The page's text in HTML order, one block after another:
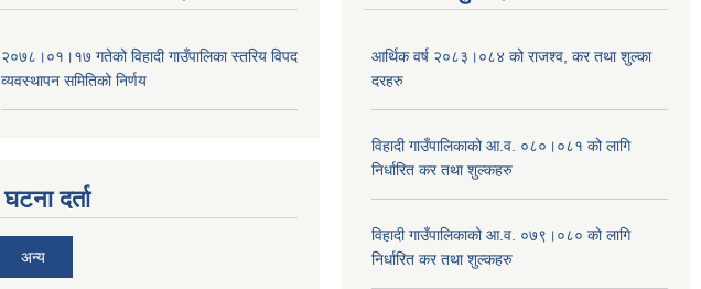
२०७८।०१।१७ गतेको विहादी गाउँपालिका स्तरिय विपद
व्यवस्थापन समितिको निर्णय
घटना दर्ता
अन्य
आर्थिक वर्ष २०८३।०८४ को राजश्व, कर तथा शुल्का
दरहरु
विहादी गाउँपालिकाको आ.व. ०८०।०८१ को लागि
निर्धारित कर तथा शुल्कहरु
विहादी गाउँपालिकाको आ.व. ०७९।०८० को लागि
निर्धारित कर तथा शुल्कहरु